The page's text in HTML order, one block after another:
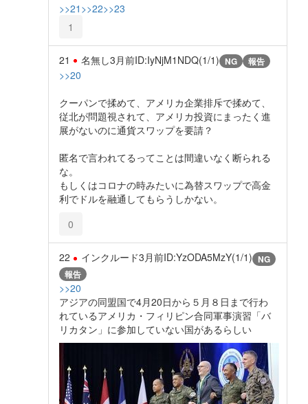
>>21 >>22>>23
1
21 名無し3月前ID:IyNjM1NDQ(1/1) NG 報告
>>20
クーパンで揉めて、アメリカ企業排斥で揉めて、
従北が問題視されて、アメリカ投資にまったく進
展がないのに通貨スワップを要請？
匿名で言われてるってことは間違いなく断られる
な。
もしくはコロナの時みたいに為替スワップで高金
利でドルを融通してもらうしかない。
0
22 インクルード3月前ID:YzODA5MzY(1/1) NG
報告
>>20
アジアの同盟国で4月20日から５月８日まで行わ
れているアメリカ・フィリピン合同軍事演習「バ
リカタン」に参加していない国があるらしい